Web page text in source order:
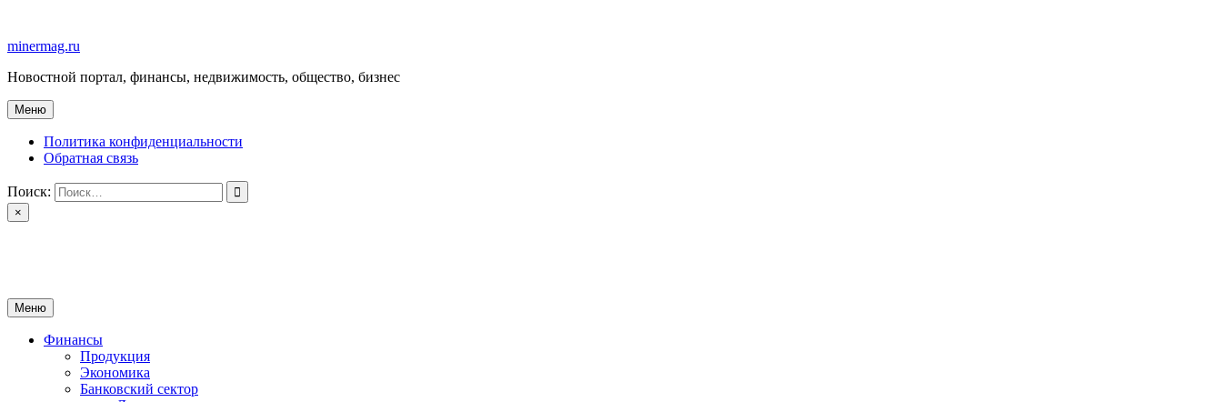
содержимому
minermag.ru
Новостной портал, финансы, недвижимость, общество, бизнес
Меню
Политика конфиденциальности
Обратная связь
Поиск:
×
Меню
Финансы
Продукция
Экономика
Банковский сектор